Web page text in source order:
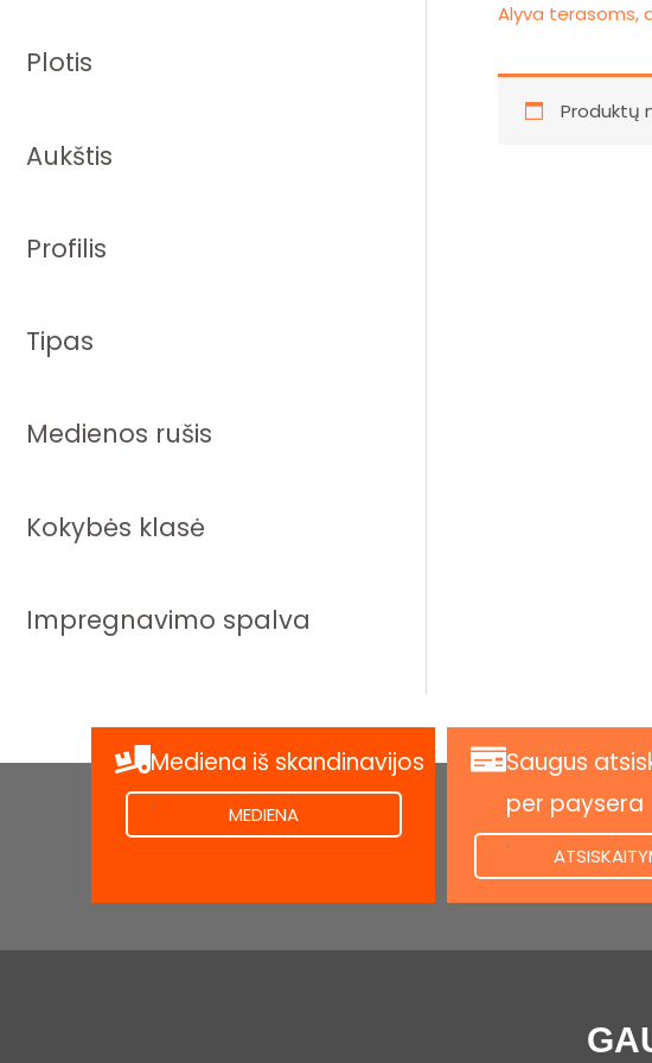
Plotis
Aukštis
Profilis
Tipas
Medienos rušis
Kokybės klasė
Impregnavimo spalva
Alyva terasoms,
Produktų
Mediena iš skandinavijos
.
MEDIENA
Saugus
per paysera
.